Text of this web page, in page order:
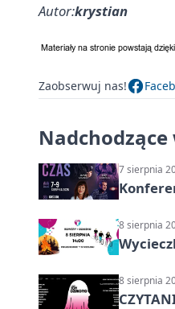
Autor:krystian
Zaobserwuj nas!
7 sierpnia
8 sierpnia
8 sierpnia